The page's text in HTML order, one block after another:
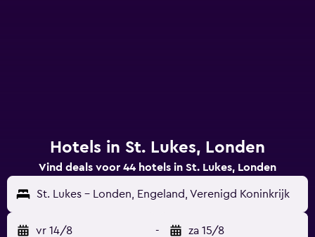
Hotels in St. Lukes, Londen
Vind deals voor 44 hotels in St. Lukes, Londen
St. Lukes - Londen, Engeland, Verenigd Koninkrijk
vr 14/8 - za 15/8